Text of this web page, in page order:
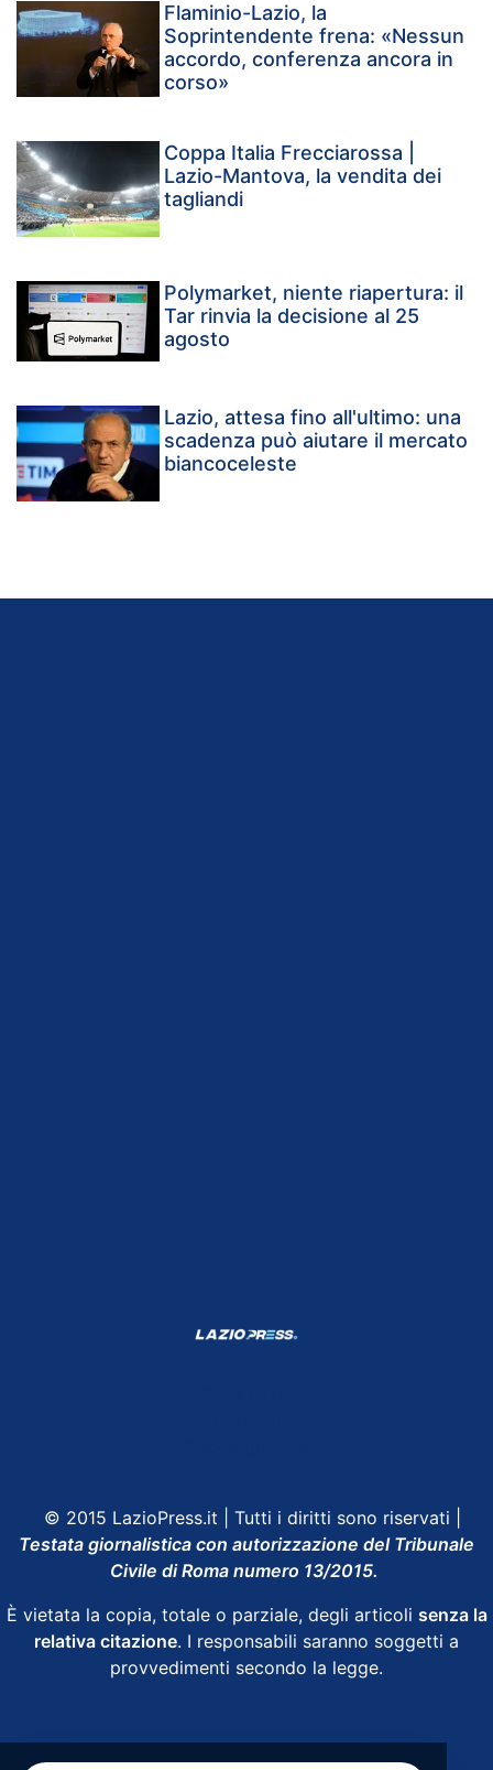
Flaminio-Lazio, la
Soprintendente frena: «Nessun
accordo, conferenza ancora in
corso»
Coppa Italia Frecciarossa |
Lazio-Mantova, la vendita dei
tagliandi
Polymarket, niente riapertura: il
Tar rinvia la decisione al 25
agosto
Lazio, attesa fino all'ultimo: una
scadenza può aiutare il mercato
biancoceleste
© 2015 LazioPress.it | Tutti i diritti sono riservati |
Testata giornalistica con autorizzazione del Tribunale
Civile di Roma numero 13/2015.
È vietata la copia, totale o parziale, degli articoli senza la
relativa citazione. I responsabili saranno soggetti a
provvedimenti secondo la legge.